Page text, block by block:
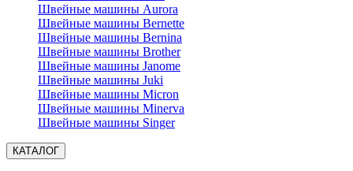
Швейные машины Aurora
Швейные машины Bernette
Швейные машины Bernina
Швейные машины Brother
Швейные машины Janome
Швейные машины Juki
Швейные машины Micron
Швейные машины Minerva
Швейные машины Singer
КАТАЛОГ